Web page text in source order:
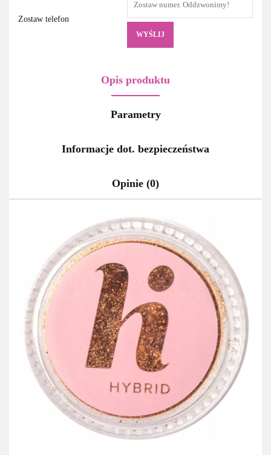
Zostaw telefon
WYŚLIJ
Opis produktu
Parametry
Informacje dot. bezpieczeństwa
Opinie (0)